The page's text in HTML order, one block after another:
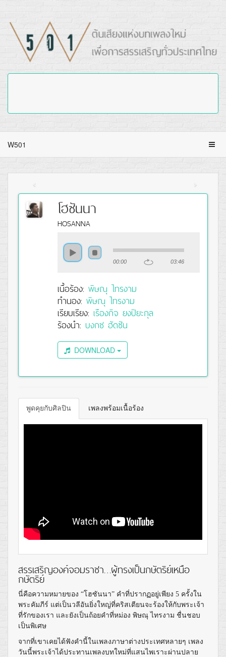
W501
โฮซันนา
HOSANNA
00:00 03:46
เนื้อร้อง:พิษณุ ไทรงาม
ทำนอง:พิษณุ ไทรงาม
เรียบเรียง:เรืองกิจ ยงปิยะกุล
ร้องนำ:บงกช ฮัดซัน
DOWNLOAD
พูดคุยกับศิลปิน เพลงพร้อมเนื้อร้อง
สรรเสริญองค์จอมราชา…ผู้ทรงเป็นกษัตริย์เหนือ
กษัตริย์
นี่คือความหมายของ “โฮซันนา” คำที่ปรากฏอยู่เพียง 5 ครั้งใน
พระคัมภีร์ แต่เป็นวลีอันยิ่งใหญ่ที่คริสเตียนจะร้องให้กับพระเจ้า
ที่รักของเรา และยังเป็นถ้อยคำที่หม่อง พิษณุ ไทรงาม ชื่นชอบ
เป็นพิเศษ
จากที่เขาเคยได้ฟังคำนี้ในเพลงภาษาต่างประเทศหลายๆ เพลง
วันนี้พระเจ้าได้ประทานเพลงบทใหม่ที่แสนไพเราะผ่านปลาย